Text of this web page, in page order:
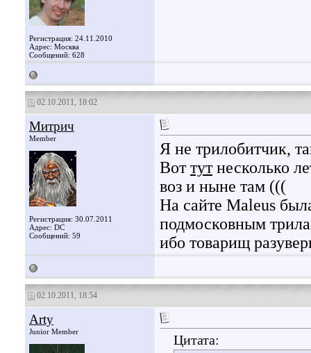
Регистрация: 24.11.2010
Адрес: Москва
Сообщений: 628
02.10.2011, 18:02
Митрич
Member
Регистрация: 30.07.2011
Адрес: DC
Сообщений: 59
Я не трилобитчик,
Воттутнесколько
воз и ныне там (((
На сайте Maleus
подмосковным
ибо товарищ
02.10.2011, 18:54
Arty
Junior Member
Цитата: